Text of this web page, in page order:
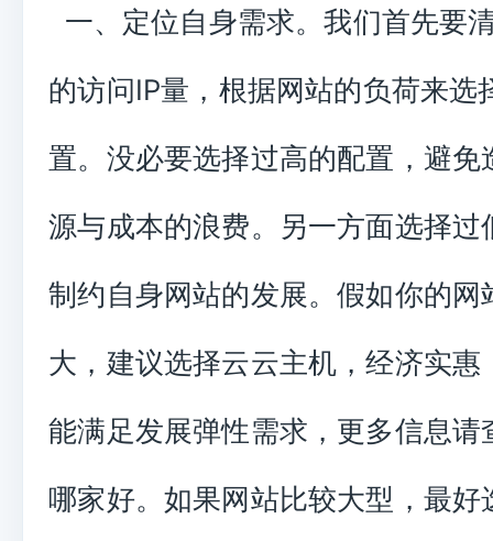
一、定位自身需求。我们首先要
的访问IP量，根据网站的负荷来选
置。没必要选择过高的配置，避免
源与成本的浪费。另一方面选择过
制约自身网站的发展。假如你的网
大，建议选择云云主机，经济实惠
能满足发展弹性需求，更多信息请
哪家好。如果网站比较大型，最好